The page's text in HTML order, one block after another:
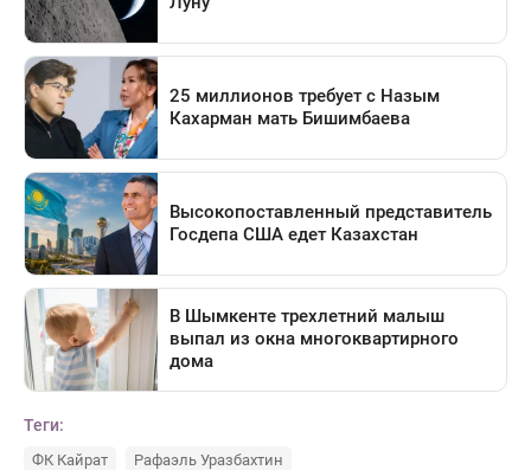
Теги:
ФК Кайрат Рафаэль Уразбахтин